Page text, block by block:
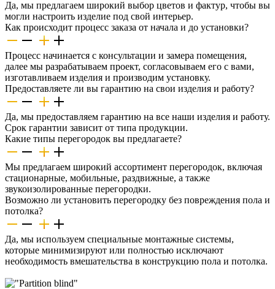
Да, мы предлагаем широкий выбор цветов и фактур, чтобы вы
могли настроить изделие под свой интерьер.
Как происходит процесс заказа от начала и до установки?
Процесс начинается с консультации и замера помещения,
далее мы разрабатываем проект, согласовываем его с вами,
изготавливаем изделия и производим установку.
Предоставляете ли вы гарантию на свои изделия и работу?
Да, мы предоставляем гарантию на все наши изделия и работу.
Срок гарантии зависит от типа продукции.
Какие типы перегородок вы предлагаете?
Мы предлагаем широкий ассортимент перегородок, включая
стационарные, мобильные, раздвижные, а также
звукоизолированные перегородки.
Возможно ли установить перегородку без повреждения пола и
потолка?
Да, мы используем специальные монтажные системы,
которые минимизируют или полностью исключают
необходимость вмешательства в конструкцию пола и потолка.